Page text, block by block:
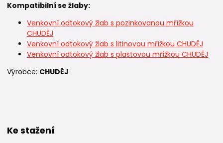
Kompatibilní se žlaby:
Venkovní odtokový žlab s pozinkovanou mřížkou
CHUDĚJ
Venkovní odtokový žlab s litinovou mřížkou CHUDĚJ
Venkovní odtokový žlab s plastovou mřížkou CHUDĚJ
Výrobce: CHUDĚJ
Ke stažení